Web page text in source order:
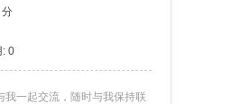
分
: 0
一起交流，随时与我保持联